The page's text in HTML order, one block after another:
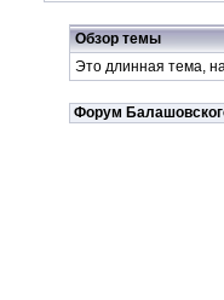
Обзор темы
Это длинная тема,
Форум